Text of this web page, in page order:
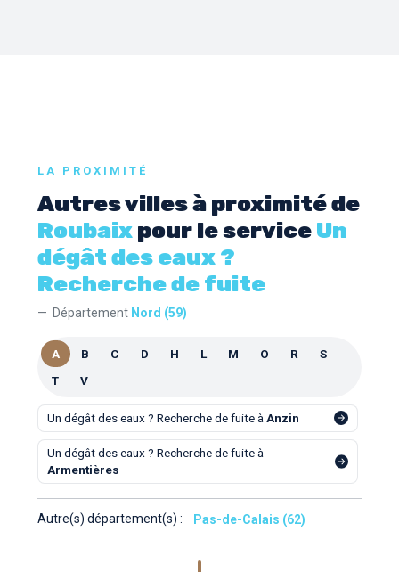
LA PROXIMITÉ
Autres villes à proximité de
Roubaix pour le service Un
dégât des eaux ?
Recherche de fuite
Département Nord (59)
A B C D H L M O R
S
T
V
Un dégât des eaux ? Recherche de fuite à Anzin
Un dégât des eaux ? Recherche de fuite à
Armentières
Autre(s) département(s) : Pas-de-Calais (62)